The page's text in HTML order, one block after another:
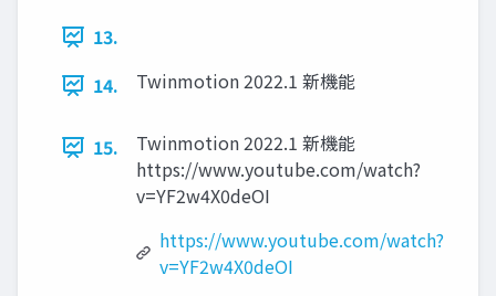
13.
14.
Twinmotion 2022.1 新機能
15.
Twinmotion 2022.1 新機能
https://www.youtube.com/watch?
v=YF2w4X0deOI
https://www.youtube.com/watch?
v=YF2w4X0deOI